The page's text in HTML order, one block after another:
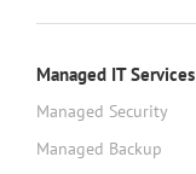
Managed IT Services
Managed Security
Managed Backup